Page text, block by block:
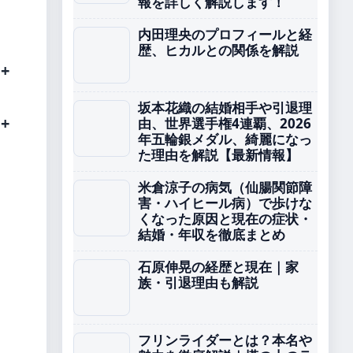
内田理央のプロフィールと経
歴、ヒカルとの関係を解説
坂本花織の結婚相手や引退理
由、世界選手権4連覇、2026
年五輪銀メダル、綺麗になっ
た理由を解説【最新情報】
米倉涼子の病気（仙腸関節障
害・ハイヒール病）で歩けな
くなった原因と現在の症状・
結婚・年収を徹底まとめ
石原伸晃の経歴と現在｜家
族・引退理由も解説
フリンライダーとは？本名や